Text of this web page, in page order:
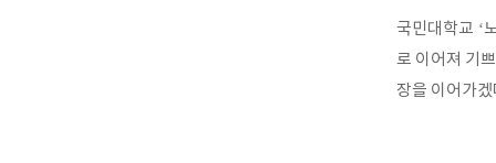
국민대학교 ‘
로 이어져 기
장을 이어가